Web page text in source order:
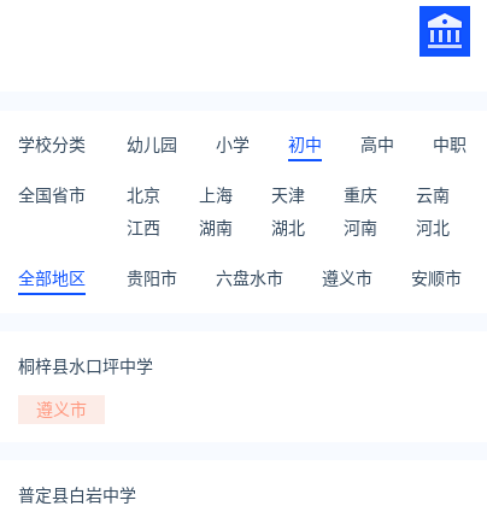
学校分类 幼儿园 小学 初中 高中 中职
全国省市 北京 上海 天津 重庆 云南
江西
湖南 湖北 河南 河北
全部地区 贵阳市 六盘水市 遵义市 安顺市
桐梓县水口坪中学
遵义市
普定县白岩中学